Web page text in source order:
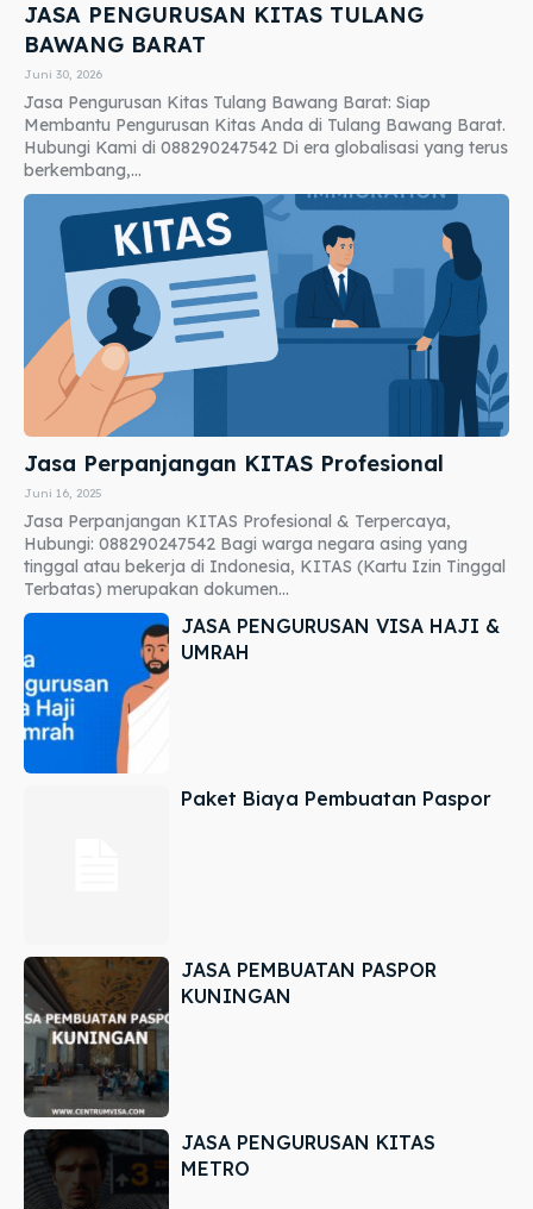
JASA PENGURUSAN KITAS TULANG
BAWANG BARAT
Juni 30, 2026
Jasa Pengurusan Kitas Tulang Bawang Barat: Siap
Membantu Pengurusan Kitas Anda di Tulang Bawang Barat.
Hubungi Kami di 088290247542 Di era globalisasi yang terus
berkembang,...
Jasa Perpanjangan KITAS Profesional
Juni 16, 2025
Jasa Perpanjangan KITAS Profesional & Terpercaya,
Hubungi: 088290247542 Bagi warga negara asing yang
tinggal atau bekerja di Indonesia, KITAS (Kartu Izin Tinggal
Terbatas) merupakan dokumen...
JASA PENGURUSAN VISA HAJI &
UMRAH
Paket Biaya Pembuatan Paspor
JASA PEMBUATAN PASPOR
KUNINGAN
JASA PENGURUSAN KITAS
METRO